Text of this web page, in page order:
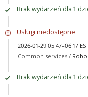
Brak wydarzeń dla 1
Usługi niedostępne
2026-01-29 05:47–06:17
Common services / Robo
Brak wydarzeń dla 1